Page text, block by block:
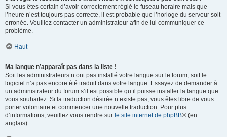
Si vous êtes certain d’avoir correctement réglé le fuseau horaire mais que
l’heure n’est toujours pas correcte, il est probable que l’horloge du serveur soit
erronée. Veuillez contacter un administrateur afin de lui communiquer ce
problème.
Haut
Ma langue n’apparaît pas dans la liste !
Soit les administrateurs n’ont pas installé votre langue sur le forum, soit le
logiciel n’a pas encore été traduit dans votre langue. Essayez de demander à
un administrateur du forum s’il est possible qu’il puisse installer la langue que
vous souhaitez. Si la traduction désirée n’existe pas, vous êtes libre de vous
porter volontaire et commencer une nouvelle traduction. Pour plus
d’informations, veuillez vous rendre sur le site internet de phpBB® (en
anglais).